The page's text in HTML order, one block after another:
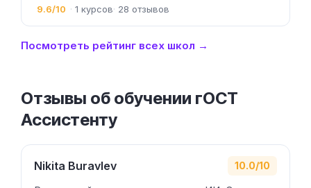
9.6/10 1 28
Посмотреть рейтинг всех школ →
Отзывы об обучении гОСТ
Ассистенту
Nikita Buravlev 10.0/10